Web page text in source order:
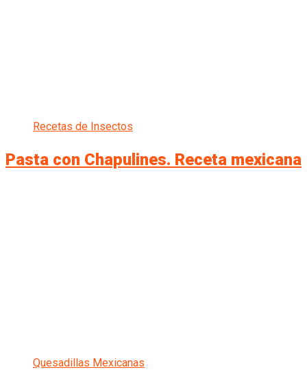
Recetas de Insectos
Pasta con Chapulines. Receta mexicana
Quesadillas Mexicanas